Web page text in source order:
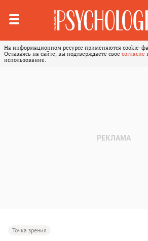
На информационном ресурсе применяются cookie-
Оставаясь на сайте, вы подтверждаете свое согласие
использование.
Точка зрения